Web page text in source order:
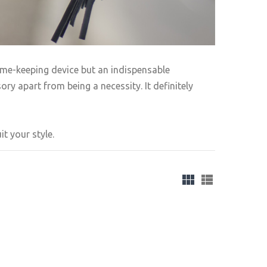
keeping device but an indispensable
apart from being a necessity. It definitely
your style.